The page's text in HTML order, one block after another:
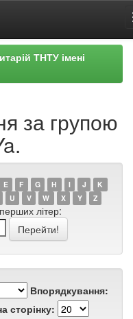
ТНТУ імені
за групою
E F G H I J
K
U V W X Y Z
літер:
Впорядкування:
сторінку: